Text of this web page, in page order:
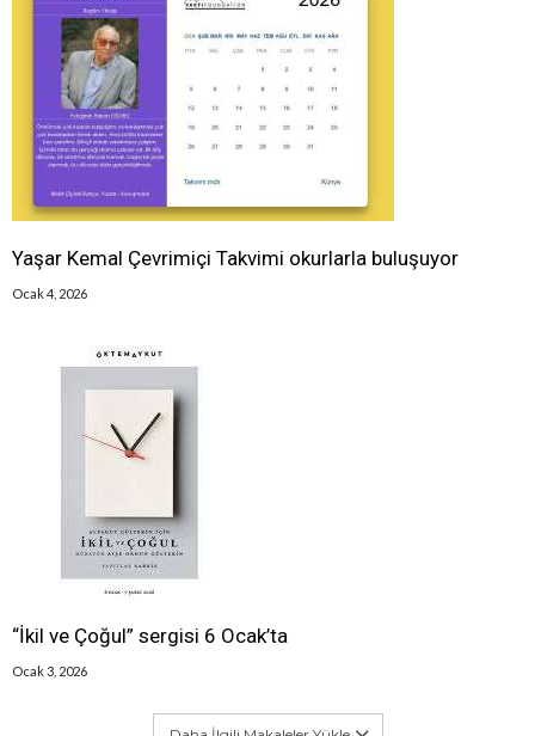
Yaşar Kemal Çevrimiçi Takvimi okurlarla buluşuyor
Ocak 4, 2026
“İkil ve Çoğul” sergisi 6 Ocak’ta
Ocak 3, 2026